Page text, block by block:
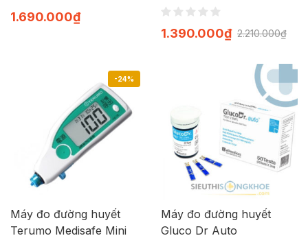
1.690.000₫
2.210.000₫
1.390.000₫
-24%
Máy đo đường huyết
Terumo Medisafe Mini
Máy đo đường huyết
Gluco Dr Auto